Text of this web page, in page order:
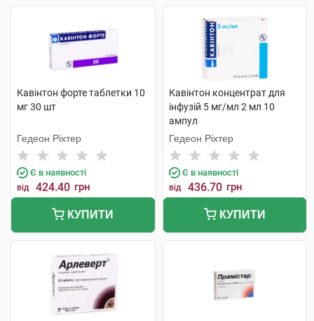
Кавінтон форте таблетки 10
мг 30 шт
Гедеон Ріхтер
Є в наявності
від 424.40 грн
КУПИТИ
Кавінтон концентрат для
інфузій 5 мг/мл 2 мл 10
ампул
Гедеон Ріхтер
Є в наявності
від 436.70 грн
КУПИТИ